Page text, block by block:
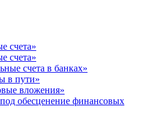
счета»
счета»
счета в банках»
в пути»
вложения»
обесценение финансовых